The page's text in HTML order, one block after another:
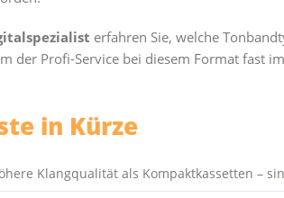
erfahren Sie, welche
der Profi-Service bei diesem Format fast
in Kürze
Klangqualität als Kompaktkassetten –